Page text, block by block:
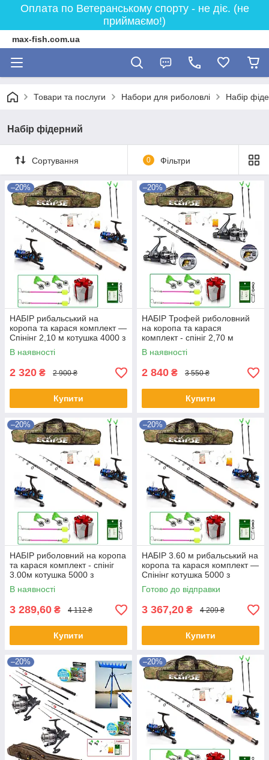
Оплата по Ветеранському спорту - не діє. (не
приймаємо!)
max-fish.com.ua
Товари та послуги Набори для риболовлі Набір
Набір фідерний
Сортування 0 Фільтри
–20%
НАБІР рибальський на
коропа та карася комплект —
Спінінг 2,10 м котушка 4000 з
бейтранером
В наявності
2 320 ₴ 2 900 ₴
Купити
–20%
НАБІР Трофей риболовний
на коропа та карася
комплект - спініг 2,70 м
котушка 5000 з
бейтраннером
В наявності
2 840 ₴ 3 550 ₴
Купити
–20%
НАБІР риболовний на коропа
та карася комплект - спініг
3.00м котушка 5000 з
бейтраннером
В наявності
3 289,60 ₴ 4 112 ₴
Купити
–20%
НАБІР 3.60 м рибальський на
коропа та карася комплект —
Спінінг котушка 5000 з
бейтранером
Готово до відправки
3 367,20 ₴ 4 209 ₴
Купити
–20% –20%